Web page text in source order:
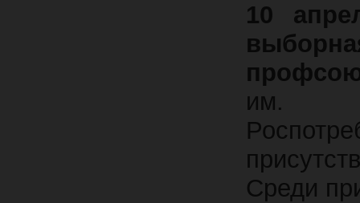
10
им.
Среди